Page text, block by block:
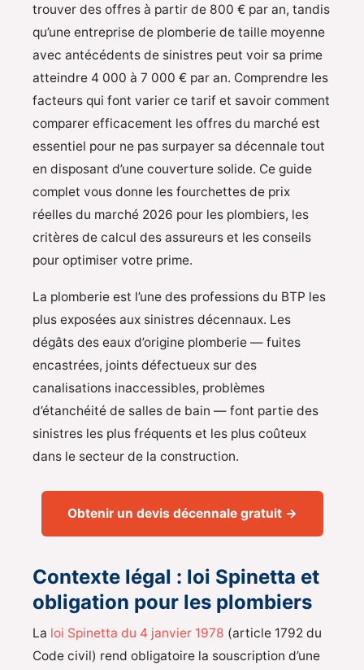
trouver des offres à partir de 800 € par an, tandis
qu’une entreprise de plomberie de taille moyenne
avec antécédents de sinistres peut voir sa prime
atteindre 4 000 à 7 000 € par an. Comprendre les
facteurs qui font varier ce tarif et savoir comment
comparer efficacement les offres du marché est
essentiel pour ne pas surpayer sa décennale tout
en disposant d’une couverture solide. Ce guide
complet vous donne les fourchettes de prix
réelles du marché 2026 pour les plombiers, les
critères de calcul des assureurs et les conseils
pour optimiser votre prime.
La plomberie est l’une des professions du BTP les
plus exposées aux sinistres décennaux. Les
dégâts des eaux d’origine plomberie — fuites
encastrées, joints défectueux sur des
canalisations inaccessibles, problèmes
d’étanchéité de salles de bain — font partie des
sinistres les plus fréquents et les plus coûteux
dans le secteur de la construction.
Obtenir un devis décennale gratuit →
Contexte légal : loi Spinetta et
obligation pour les plombiers
La loi Spinetta du 4 janvier 1978 (article 1792 du
Code civil) rend obligatoire la souscription d’une